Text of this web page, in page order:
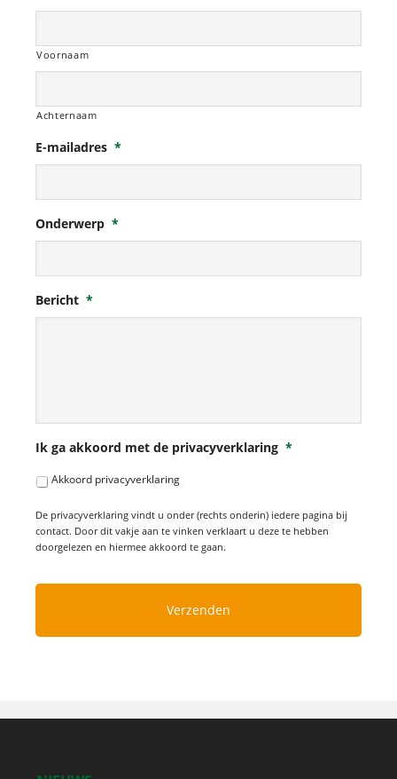
Voornaam
Achternaam
E-mailadres *
Onderwerp *
Bericht *
Ik ga akkoord met de privacyverklaring *
Akkoord privacyverklaring
De privacyverklaring vindt u onder (rechts onderin) iedere pagina bij
contact. Door dit vakje aan te vinken verklaart u deze te hebben
doorgelezen en hiermee akkoord te gaan.